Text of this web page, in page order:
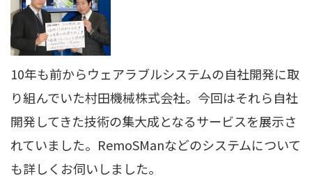
10年も前からウェアラブルシステムの自社開発に取
り組んでいた村田機械株式会社。今回はそれら自社
開発してきた技術の集大成となるサービスを展示さ
れていました。RemoSManなどのシステムについて
も詳しくお伺いしました。